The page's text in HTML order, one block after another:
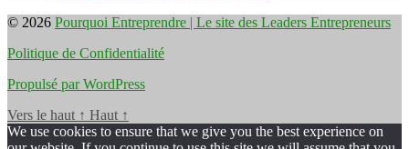
© 2026 Pourquoi Entreprendre | Le site des Leaders Entrepreneurs
Politique de Confidentialité
Propulsé par WordPress
Vers le haut ↑ Haut ↑
We use cookies to ensure that we give you the best experience on